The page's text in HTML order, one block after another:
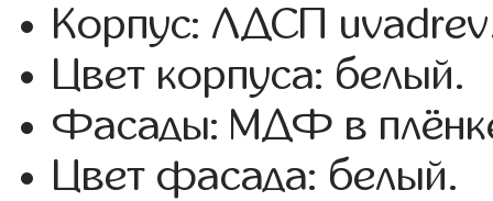
Корпус: ЛДСП
Цвет корпуса: белый.
Фасады: МДФ в
Цвет фасада: белый.